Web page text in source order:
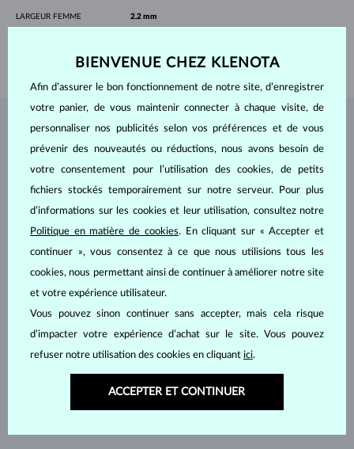
LARGEUR FEMME 2.2 mm
6.25 g
BIJOUX DEL'ATELIER KLENOTA
BIENVENUE CHEZ KLENOTA
Afin d’assurer le bon fonctionnement de notre site, d’enregistrer
votre panier, de vous maintenir connecter à chaque visite, de
personnaliser nos publicités selon vos préférences et de vous
prévenir des nouveautés ou réductions, nous avons besoin de
votre consentement pour l’utilisation des cookies, de petits
fichiers stockés temporairement sur notre serveur. Pour plus
d’informations sur les cookies et leur utilisation, consultez notre
Politique en matière de cookies. En cliquant sur « Accepter et
continuer », vous consentez à ce que nous utilisions tous les
cookies, nous permettant ainsi de continuer à améliorer notre site
et votre expérience utilisateur.
Vous pouvez sinon continuer sans accepter, mais cela risque
d’impacter votre expérience d’achat sur le site. Vous pouvez
refuser notre utilisation des cookies en cliquant ici.
ACCEPTER ET CONTINUER